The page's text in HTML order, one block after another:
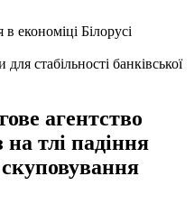
стабільності банківської
агентство
на тлі падіння
скуповування